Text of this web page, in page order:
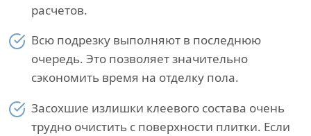
расчетов.
Всю подрезку выполняют в последнюю
очередь. Это позволяет значительно
сэкономить время на отделку пола.
Засохшие излишки клеевого состава очень
трудно очистить с поверхности плитки. Если